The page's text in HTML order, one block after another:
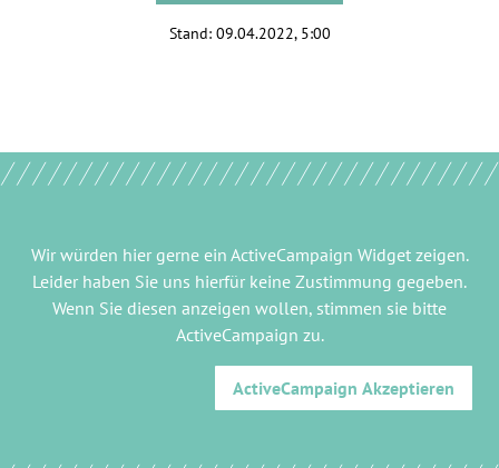
Stand: 09.04.2022, 5:00
Wir würden hier gerne ein ActiveCampaign Widgetzeigen.
Leider haben Sie uns hierfür keine Zustimmung gegeben.
Wenn Sie diesen anzeigen wollen, stimmen sie bitte
ActiveCampaign zu.
ActiveCampaign Akzeptieren